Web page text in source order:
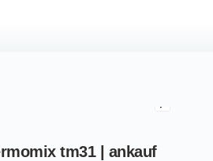
tm31 | ankauf